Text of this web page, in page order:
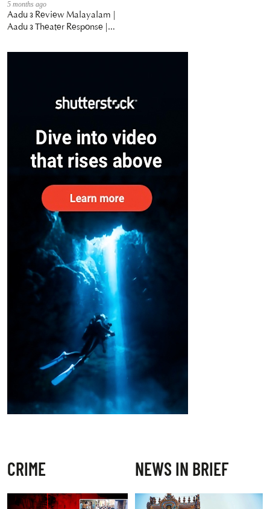
5 months ago
Aadu 3 Review Malayalam |
Aadu 3 Theater Response |
Thomas
CRIME NEWS IN BRIEF